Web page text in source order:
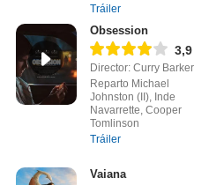
Tráiler
Obsession
3,9
Director: Curry Barker
Reparto Michael
Johnston (II), Inde
Navarrette, Cooper
Tomlinson
Tráiler
Vaiana